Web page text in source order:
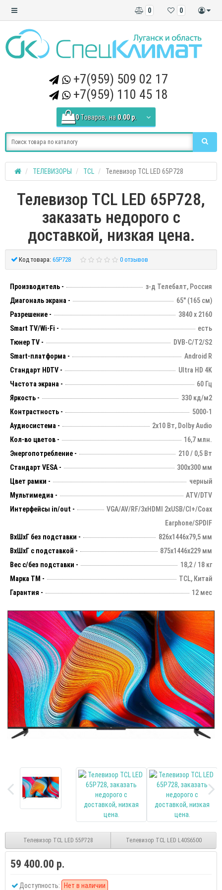
0
0
+7(959) 509 02 17
+7(959) 110 45 18
0 Tоваров, на 0.00 р.
ТЕЛЕВИЗОРЫ TCL Телевизор TCL LED 65P728
Телевизор TCL LED 65P728,
заказать недорого с
доставкой, низкая цена.
Код товара: 65P728 0 отзывов
Производитель -
з-д Телебалт, Россия
Диагональ экрана -
65" (165 см)
Разрешение -
3840 х 2160
Smart TV/Wi-Fi -
есть
Тюнер TV -
DVB-C/T2/S2
Smart-платформа -
Android R
Стандарт HDTV -
Ultra HD 4K
Частота экрана -
60 Гц
Яркость -
330 кд/м2
Контрастность -
5000-1
Аудиосистема -
2х10 Вт, Dolby Audio
Кол-во цветов -
16,7 млн.
Энергопотребление -
210 / 0,5 Вт
Стандарт VESA -
300х300 мм
Цвет рамки -
черный
Мультимедиа -
ATV/DTV
Интерфейсы in/out -
VGA/AV/RF/3xHDMI 2xUSB/CI+/Coax
Earphone/SPDIF
ВхШхГ без подставки -
826х1446х79,5 мм
ВхШхГ с подставкой -
875x1446x229 мм
Вес с/без подставки -
18,2 / 18 кг
Марка ТМ -
TCL, Китай
Гарантия -
12 мес
Телевизор TCL LED 55P728 Телевизор TCL LED L40S6500
59 400.00 р.
Доступность: Нет в наличии